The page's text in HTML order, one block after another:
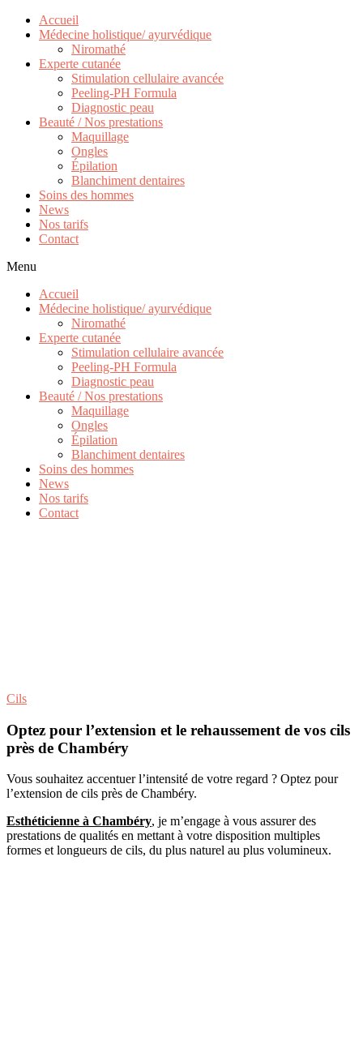
Accueil
Médecine holistique/ ayurvédique
Niromathé
Experte cutanée
Stimulation cellulaire avancée
Peeling-PH Formula
Diagnostic peau
Beauté / Nos prestations
Maquillage
Ongles
Épilation
Blanchiment dentaires
Soins des hommes
News
Nos tarifs
Contact
Menu
Accueil
Médecine holistique/ ayurvédique
Niromathé
Experte cutanée
Stimulation cellulaire avancée
Peeling-PH Formula
Diagnostic peau
Beauté / Nos prestations
Maquillage
Ongles
Épilation
Blanchiment dentaires
Soins des hommes
News
Nos tarifs
Contact
Cils
Optez pour l’extension et le rehaussement de vos cils
près de Chambéry
Vous souhaitez accentuer l’intensité de votre regard ? Optez pour
l’extension de cils près de Chambéry.
Esthéticienne à Chambéry, je m’engage à vous assurer des
prestations de qualités en mettant à votre disposition multiples
formes et longueurs de cils, du plus naturel au plus volumineux.